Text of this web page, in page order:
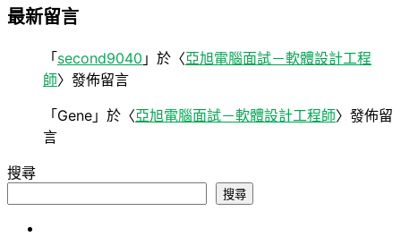
最新留言
「second9040 」於〈亞旭電腦面試－軟體設計工程
師〉發佈留言
「Gene 」於〈亞旭電腦面試－軟體設計工程師〉發佈留
言
搜尋
搜尋